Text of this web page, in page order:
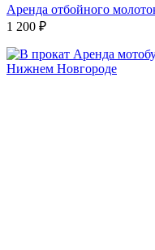
Аренда отбойного
1 200 ₽